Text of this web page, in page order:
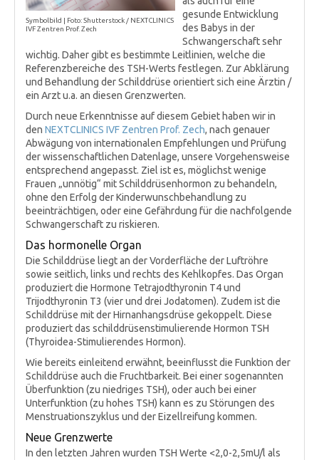
Symbolbild | Foto: Shutterstock / NEXTCLINICS
IVF Zentren Prof. Zech
gesunde Entwicklung
des Babys in der
Schwangerschaft sehr
wichtig. Daher gibt es bestimmte Leitlinien, welche die
Referenzbereiche des TSH-Werts festlegen. Zur Abklärung
und Behandlung der Schilddrüse orientiert sich eine Ärztin /
ein Arzt u.a. an diesen Grenzwerten.
Durch neue Erkenntnisse auf diesem Gebiet haben wir in
den NEXTCLINICS IVF Zentren Prof. Zech, nach genauer
Abwägung von internationalen Empfehlungen und Prüfung
der wissenschaftlichen Datenlage, unsere Vorgehensweise
entsprechend angepasst. Ziel ist es, möglichst wenige
Frauen „unnötig“ mit Schilddrüsenhormon zu behandeln,
ohne den Erfolg der Kinderwunschbehandlung zu
beeinträchtigen, oder eine Gefährdung für die nachfolgende
Schwangerschaft zu riskieren.
Das hormonelle Organ
Die Schilddrüse liegt an der Vorderfläche der Luftröhre
sowie seitlich, links und rechts des Kehlkopfes. Das Organ
produziert die Hormone Tetrajodthyronin T4 und
Trijodthyronin T3 (vier und drei Jodatomen). Zudem ist die
Schilddrüse mit der Hirnanhangsdrüse gekoppelt. Diese
produziert das schilddrüsenstimulierende Hormon TSH
(Thyroidea-Stimulierendes Hormon).
Wie bereits einleitend erwähnt, beeinflusst die Funktion der
Schilddrüse auch die Fruchtbarkeit. Bei einer sogenannten
Überfunktion (zu niedriges TSH), oder auch bei einer
Unterfunktion (zu hohes TSH) kann es zu Störungen des
Menstruationszyklus und der Eizellreifung kommen.
Neue Grenzwerte
In den letzten Jahren wurden TSH Werte <2,0-2,5mU/l als